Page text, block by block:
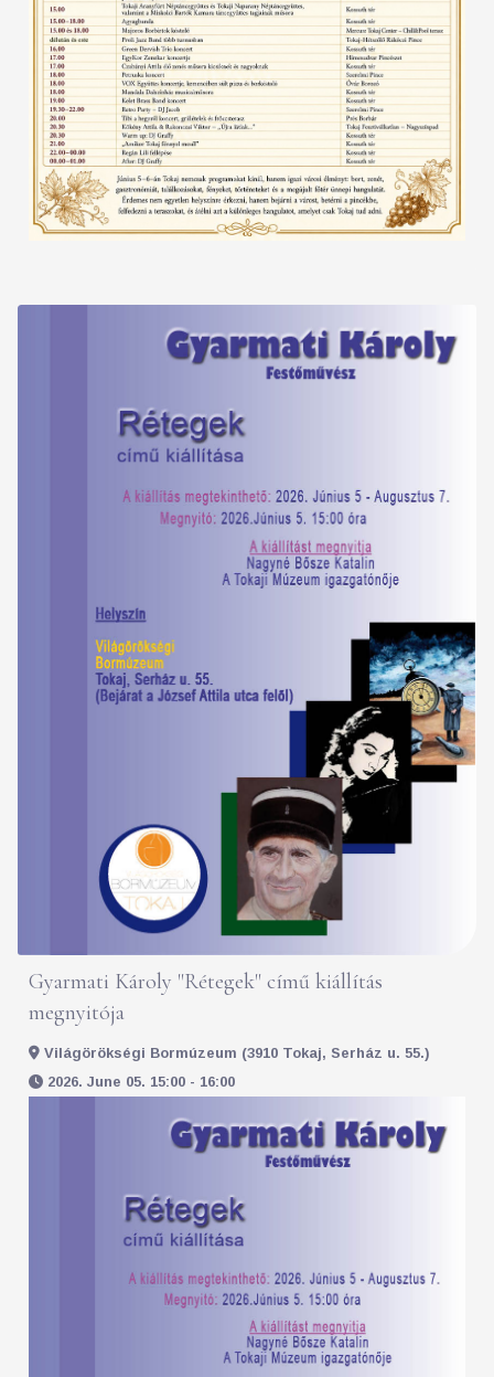
Gyarmati Károly "Rétegek" című kiállítás
megnyitója
Világörökségi Bormúzeum (3910 Tokaj, Serház u. 55.)
2026. June 05. 15:00 - 16:00